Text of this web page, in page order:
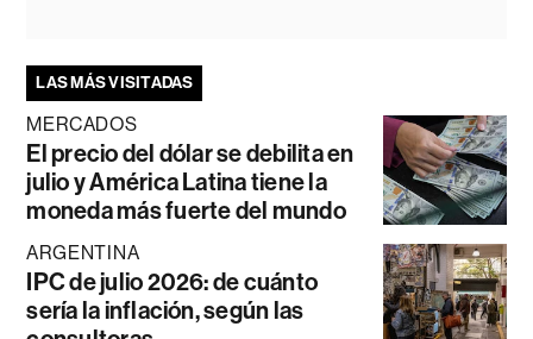
LAS MÁS VISITADAS
MERCADOS
El precio del dólar se debilita en
julio y América Latina tiene la
moneda más fuerte del mundo
ARGENTINA
IPC de julio 2026: de cuánto
sería la inflación, según las